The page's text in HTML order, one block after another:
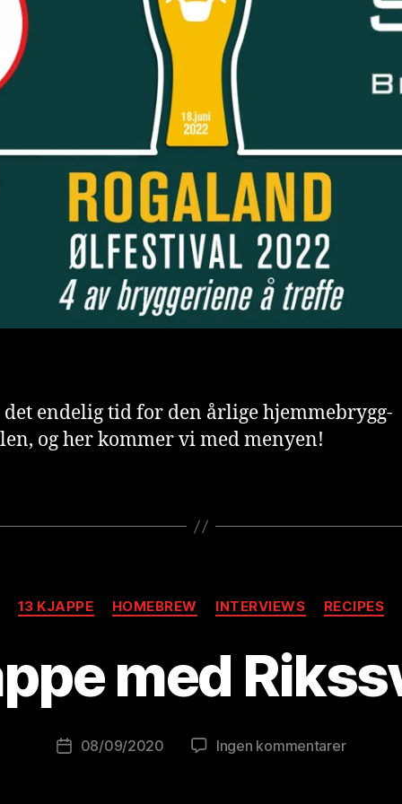
det endelig tid for den årlige hjemmebrygg-
og her kommer vi med menyen!
Kategorier
13 KJAPPE HOMEBREW INTERVIEWS RECIPES
med
Innleggsforfatter
A
e
lu
Publiseringsdato
08/09/2020 Ingen kommentarertil